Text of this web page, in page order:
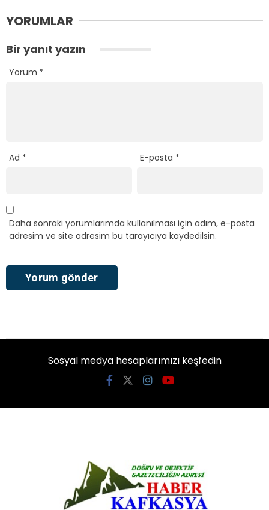
YORUMLAR
Bir yanıt yazın
Yorum *
Ad * E-posta *
Daha sonraki yorumlarımda kullanılması için adım, e-posta
adresim ve site adresim bu tarayıcıya kaydedilsin.
Sosyal medya hesaplarımızı keşfedin